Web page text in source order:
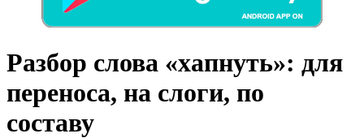
Разбор слова «хапнуть»: для
переноса, на слоги, по
составу